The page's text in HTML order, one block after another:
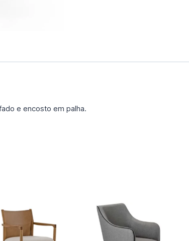
e encosto em palha.